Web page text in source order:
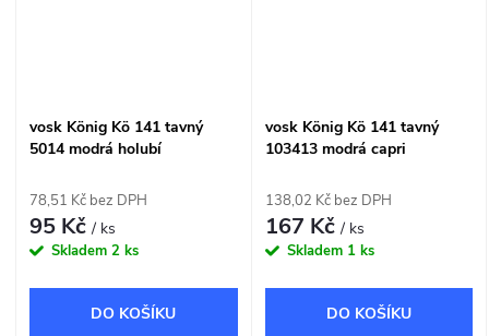
vosk König Kö 141 tavný
5014 modrá holubí
78,51 Kč bez DPH
95 Kč/ ks
Skladem 2 ks
DO KOŠÍKU
vosk König Kö 141 tavný
103413 modrá capri
138,02 Kč bez DPH
167 Kč/ ks
Skladem 1 ks
DO KOŠÍKU